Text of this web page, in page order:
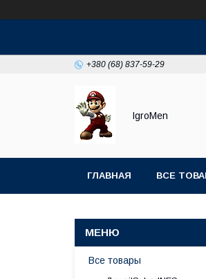
+380 (68) 837-59-29
IgroMen
ГЛАВНАЯ ВСЕ
Все товары